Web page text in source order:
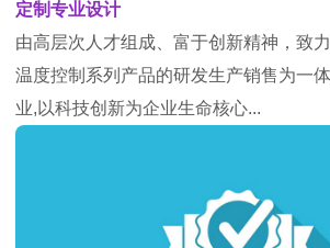
定制专业设计
由高层次人才组成、富于创新精神，致
温度控制系列产品的研发生产销售为一
业,以科技创新为企业生命核心...